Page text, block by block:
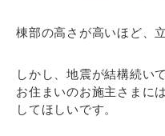
棟部の高さが高いほど、
しかし、地震が結構続い
お住まいのお施主さまに
してほしいです。